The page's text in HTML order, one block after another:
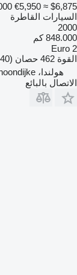
€5,950 ≈ $6,875
السيارات القاطرة
2000
848.000 كم
Euro 2
القوة 462 حصان (340 kW)
هولندا، Schoondijke
الاتصال بالبائع